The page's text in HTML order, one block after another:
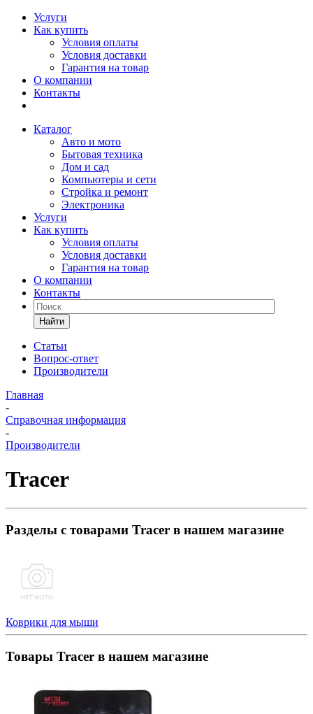
Услуги
Как купить
Условия оплаты
Условия доставки
Гарантия на товар
О компании
Контакты
Каталог
Авто и мото
Бытовая техника
Дом и сад
Компьютеры и сети
Стройка и ремонт
Электроника
Услуги
Как купить
Условия оплаты
Условия доставки
Гарантия на товар
О компании
Контакты
Найти
Статьи
Вопрос-ответ
Производители
Главная
-
Справочная информация
-
Производители
Tracer
Разделы с товарами Tracer в нашем магазине
Коврики для мыши
Товары Tracer в нашем магазине